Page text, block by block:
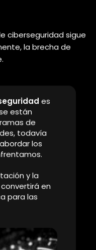
está en
que el
se
para
no
de las
de